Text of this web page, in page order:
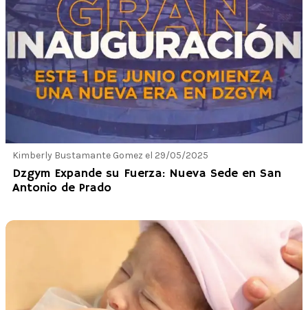
Kimberly Bustamante Gomez el 29/05/2025
Dzgym Expande su Fuerza: Nueva Sede en San
Antonio de Prado